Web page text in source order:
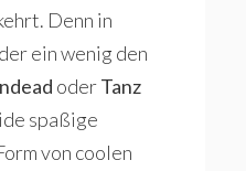
Denn in
ein wenig den
oderTanz
spaßige
von coolen